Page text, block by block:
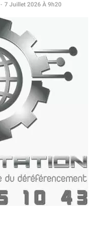
- 7 Juillet 2026 À 9h20